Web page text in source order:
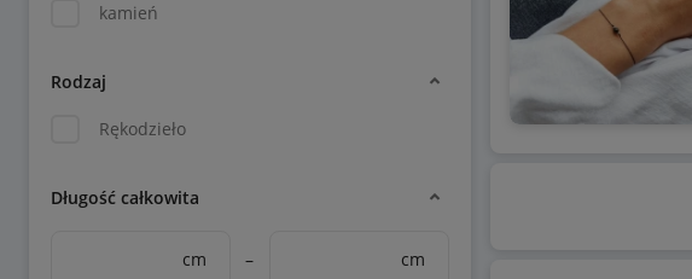
kamień
Rodzaj
Rękodzieło
Długość całkowita
cm – cm